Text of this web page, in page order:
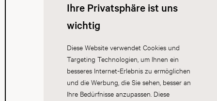
Ihre Privatsphäre ist uns
wichtig
Diese Website verwendet Cookies und
Targeting Technologien, um Ihnen ein
besseres Internet-Erlebnis zu ermöglichen
und die Werbung, die Sie sehen, besser an
Ihre Bedürfnisse anzupassen. Diese